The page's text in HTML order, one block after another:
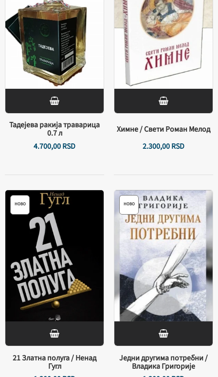
Тадејева ракија траварица
0.7 л
4.700,00RSD
Химне / Свети Роман Мелод
2.300,00RSD
НОВО
21 Златна полуга / Ненад
Гугл
НОВО
Једни другима потребни /
Владика Григорије